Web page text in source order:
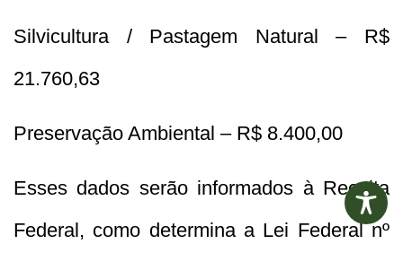
Silvicultura / Pastagem Natural – R$
21.760,63
Preservação Ambiental – R$ 8.400,00
Esses dados serão informados à Receita
Federal, como determina a Lei Federal nº